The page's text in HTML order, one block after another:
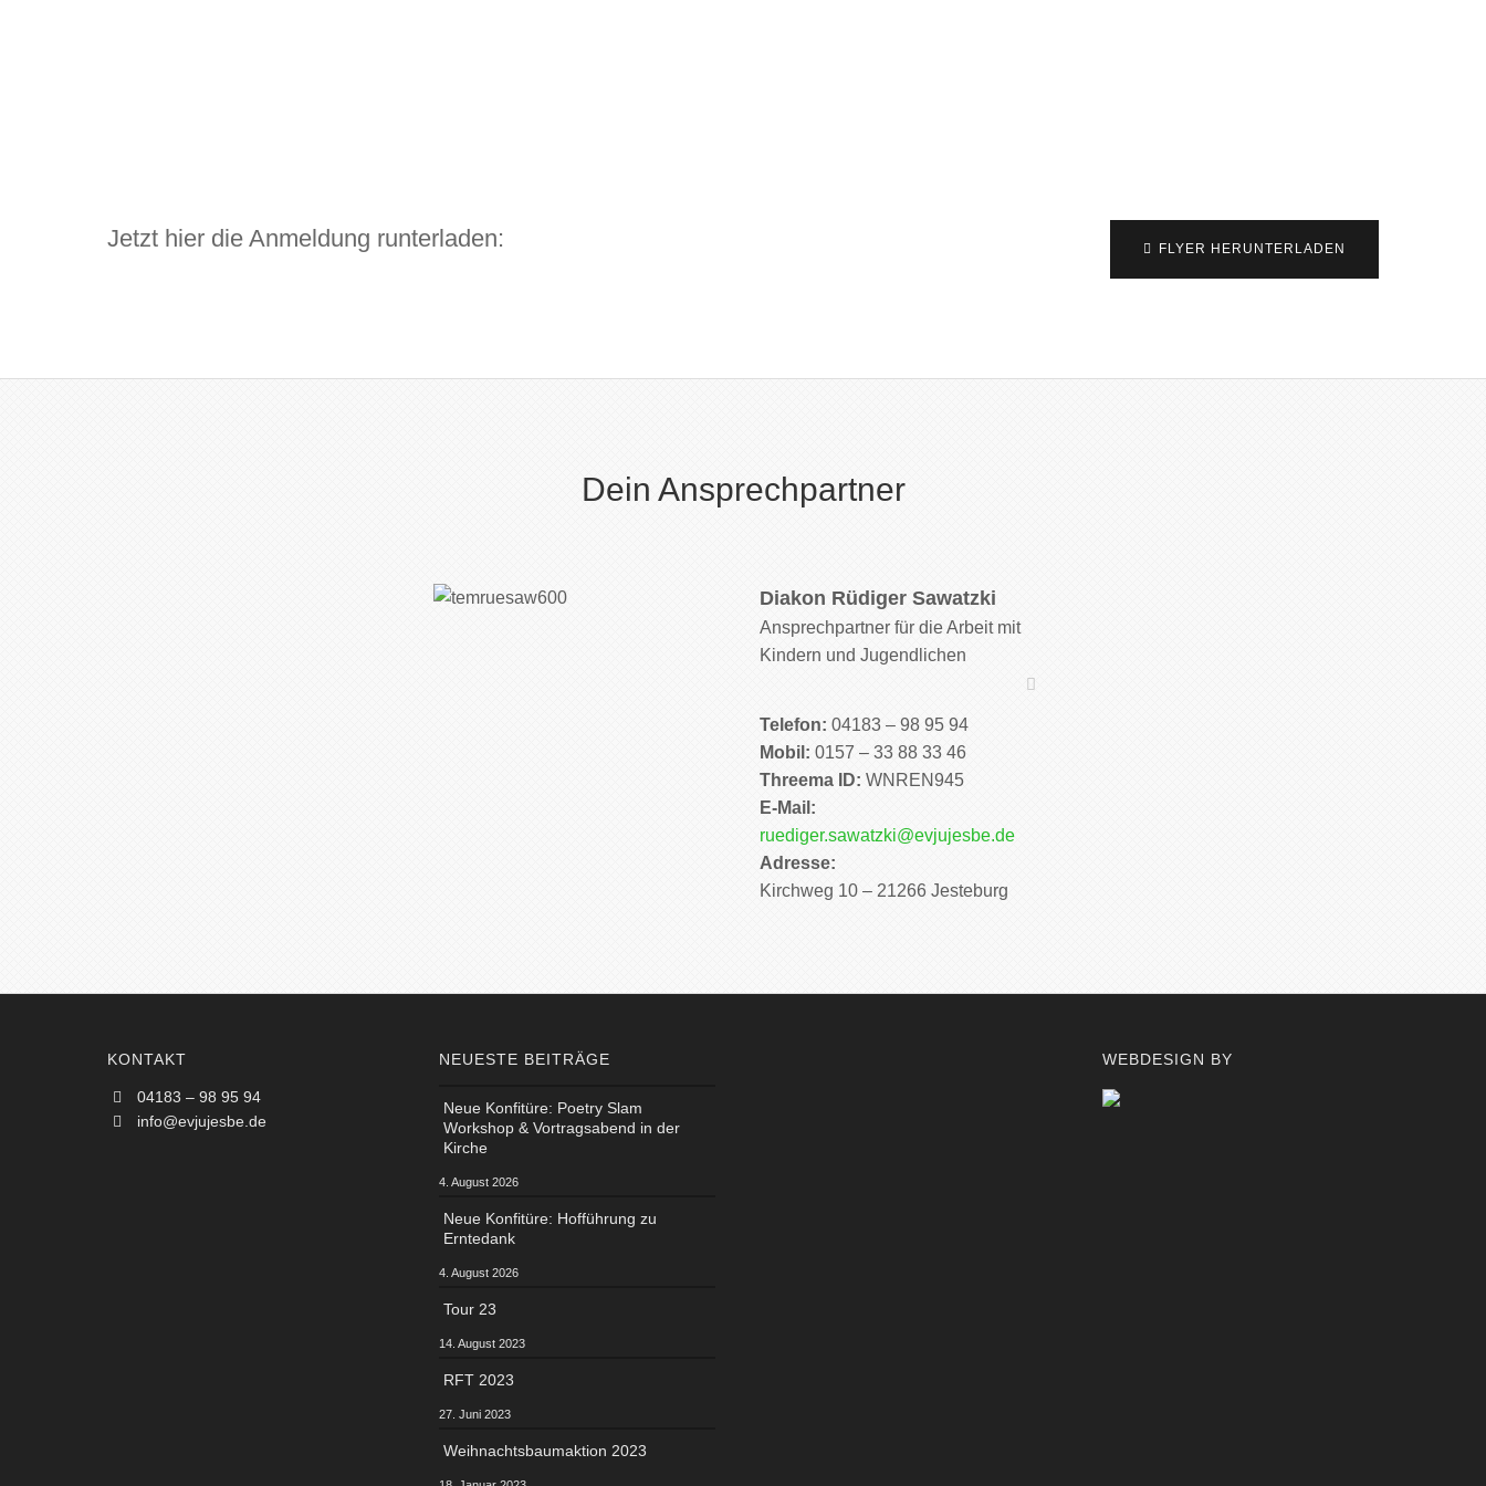
FLYER HERUNTERLADEN
Jetzt hier die Anmeldung runterladen:
Dein Ansprechpartner
Diakon Rüdiger Sawatzki
Ansprechpartner für die Arbeit mit
Kindern und Jugendlichen
Telefon: 04183 – 98 95 94
Mobil: 0157 – 33 88 33 46
Threema ID: WNREN945
E-Mail:
ruediger.sawatzki@evjujesbe.de
Adresse:
Kirchweg 10 – 21266 Jesteburg
KONTAKT
04183 – 98 95 94
info@evjujesbe.de
NEUESTE BEITRÄGE
Neue Konfitüre: Poetry Slam
Workshop & Vortragsabend in der
Kirche
4. August 2026
Neue Konfitüre: Hofführung zu
Erntedank
4. August 2026
Tour 23
14. August 2023
RFT 2023
27. Juni 2023
Weihnachtsbaumaktion 2023
WEBDESIGN BY